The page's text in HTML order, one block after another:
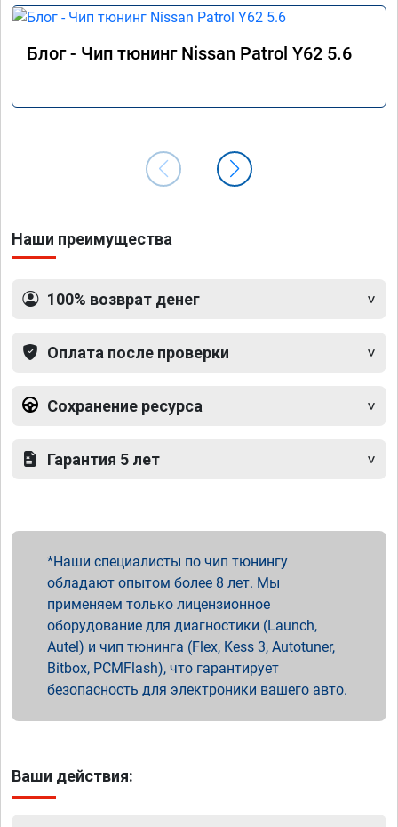
Блог - Чип тюнинг Nissan Patrol Y62 5.6
Наши преимущества
100% возврат денег
Оплата после проверки
Сохранение ресурса
Гарантия 5 лет
Наши специалисты по чип тюнингу
обладают опытом более 8 лет. Мы
применяем только лицензионное
оборудование для диагностики (Launch,
Autel) и чип тюнинга (Flex, Kess 3, Autotuner,
Bitbox, PCMFlash), что гарантирует
безопасность для электроники вашего авто.
Ваши действия: